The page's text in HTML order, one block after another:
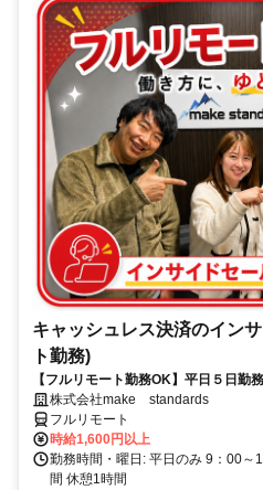
キャッシュレス決済のイン
ト勤務)
【フルリモート勤務OK】平日５日勤
スキルアップ
株式会社make standards
フルリモート
時給1,600円以上
勤務時間・曜日: 平日のみ 9：00
間 休憩1時間